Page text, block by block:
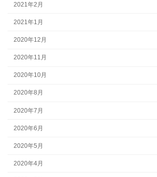
2021年2月
2021年1月
2020年12月
2020年11月
2020年10月
2020年8月
2020年7月
2020年6月
2020年5月
2020年4月